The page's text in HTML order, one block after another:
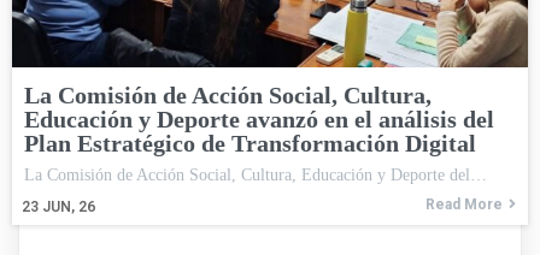
La Comisión de Acción Social, Cultura,
Educación y Deporte avanzó en el análisis del
Plan Estratégico de Transformación Digital
23 JUN, 26
La Comisión de Acción Social, Cultura, Educación y Deporte del…
Read More